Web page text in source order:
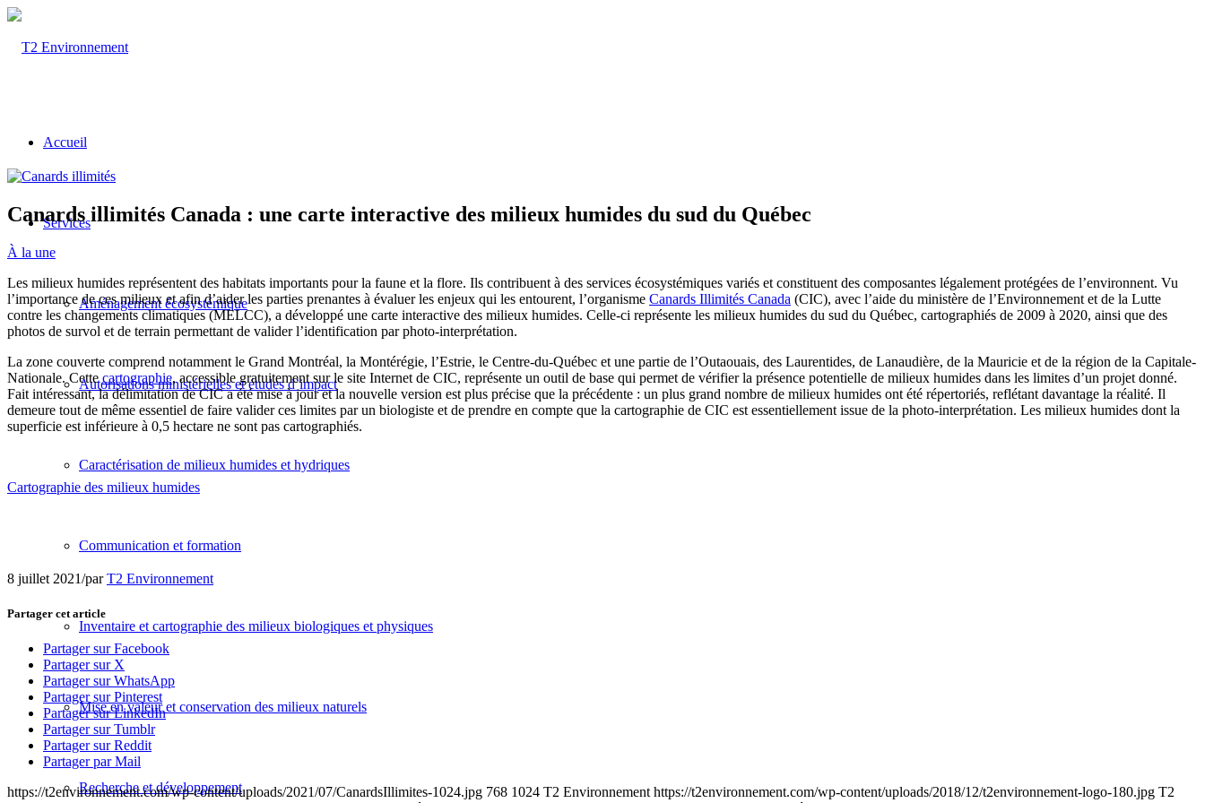
Accueil
Services
Aménagement écosystémique
Autorisations ministérielles et études d’impact
Caractérisation de milieux humides et hydriques
Communication et formation
Inventaire et cartographie des milieux biologiques et physiques
Mise en valeur et conservation des milieux naturels
Recherche et développement
Canards illimités Canada : une carte interactive des milieux humides du sud du Québec
À la une
Les milieux humides représentent des habitats importants pour la faune et la flore. Ils contribuent à des services écosystémiques variés et constituent des composantes légalement protégées de l’environnent. Vu
l’importance de ces milieux et afin d’aider les parties prenantes à évaluer les enjeux qui les entourent, l’organisme Canards Illimités Canada (CIC), avec l’aide du ministère de l’Environnement et de la Lutte
contre les changements climatiques (MELCC), a développé une carte interactive des milieux humides. Celle-ci représente les milieux humides du sud du Québec, cartographiés de 2009 à 2020, ainsi que des
photos de survol et de terrain permettant de valider l’identification par photo-interprétation.
La zone couverte comprend notamment le Grand Montréal, la Montérégie, l’Estrie, le Centre-du-Québec et une partie de l’Outaouais, des Laurentides, de Lanaudière, de la Mauricie et de la région de la Capitale-
Nationale. Cettecartographie, accessible gratuitement sur le site Internet de CIC, représente un outil de base qui permet de vérifier la présence potentielle de milieux humides dans les limites d’un projet donné.
Fait intéressant, la délimitation de CIC a été mise à jour et la nouvelle version est plus précise que la précédente : un plus grand nombre de milieux humides ont été répertoriés, reflétant davantage la réalité. Il
demeure tout de même essentiel de faire valider ces limites par un biologiste et de prendre en compte que la cartographie de CIC est essentiellement issue de la photo-interprétation. Les milieux humides dont la
superficie est inférieure à 0,5 hectare ne sont pas cartographiés.
Cartographie des milieux humides
8 juillet 2021/parT2 Environnement
Partager cet article
Partager sur Facebook
Partager sur X
Partager sur WhatsApp
Partager sur Pinterest
Partager sur LinkedIn
Partager sur Tumblr
Partager sur Reddit
Partager par Mail
https://t2environnement.com/wp-content/uploads/2021/07/CanardsIllimites-1024.jpg 768 1024 T2 Environnement https://t2environnement.com/wp-content/uploads/2018/12/t2environnement-logo-180.jpg T2